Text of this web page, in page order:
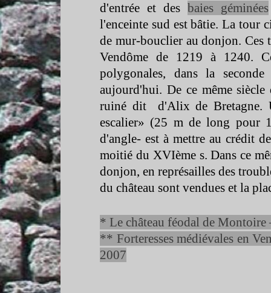
d'entrée et des baies géminées
l'enceinte sud est bâtie. La tour
de mur-bouclier au donjon. Ces
Vendôme de 1219 à 1240.
polygonales, dans la
aujourd'hui. De ce même
ruiné dit d'Alix de Bretagne.
escalier» (25 m de long pour
d'angle- est à mettre au crédit
moitié du XVIème s. Dans ce
donjon, en représailles des
du château sont vendues et la
* Le château féodal de
** Forteresses médiévales en
2007